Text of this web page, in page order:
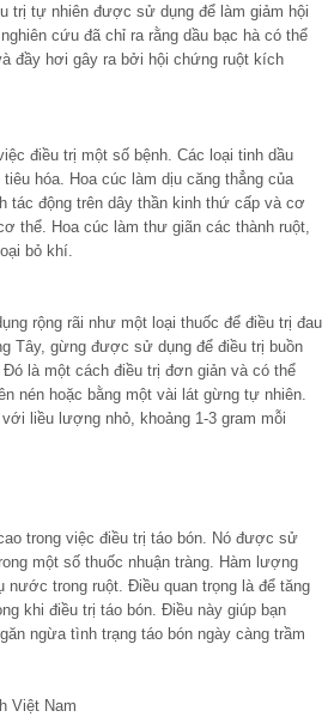
trị tự nhiên được sử dụng để làm giảm hội
cứu đã chỉ ra rằng dầu bạc hà có thể
đầy hơi gây ra bởi hội chứng ruột kích
điều trị một số bệnh. Các loại tinh dầu
hóa. Hoa cúc làm dịu căng thẳng của
tác động trên dây thần kinh thứ cấp và cơ
thể. Hoa cúc làm thư giãn các thành ruột,
bỏ khí.
rộng rãi như một loại thuốc để điều trị đau
Tây, gừng được sử dụng để điều trị buồn
là một cách điều trị đơn giản và có thể
nén hoặc bằng một vài lát gừng tự nhiên.
liều lượng nhỏ, khoảng 1-3 gram mỗi
trong việc điều trị táo bón. Nó được sử
một số thuốc nhuận tràng. Hàm lượng
nước trong ruột. Điều quan trọng là để tăng
khi điều trị táo bón. Điều này giúp bạn
ngừa tình trạng táo bón ngày càng trầm
Việt Nam